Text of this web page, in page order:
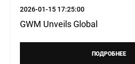
2026-01-15 17:25:00
GWM Unveils Global
ПОДРОБНЕЕ